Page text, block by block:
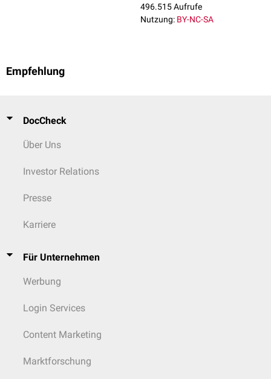
496.515 Aufrufe
Nutzung: BY-NC-SA
Empfehlung
DocCheck
Über Uns
Investor Relations
Presse
Karriere
Für Unternehmen
Werbung
Login Services
Content Marketing
Marktforschung